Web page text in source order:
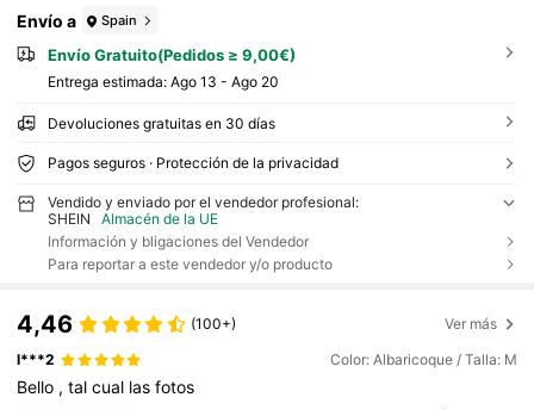
Envío a Spain
Envío Gratuito(Pedidos ≥ 9,00€)
Entrega estimada: Ago 13 - Ago 20
Devoluciones gratuitas en 30 días
Pagos seguros · Protección de la privacidad
Vendido y enviado por el vendedor profesional:
SHEIN
Almacén de la UE
Información y bligaciones del Vendedor
Para reportar a este vendedor y/o producto
4,46 (100+) Ver más
l***2 Color: Albaricoque / Talla: M
Bello ,talcual lasfotos